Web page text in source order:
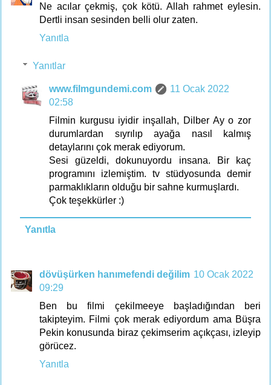
Ne acılar çekmiş, çok kötü. Allah rahmet eylesin.
Dertli insan sesinden belli olur zaten.
Yanıtla
Yanıtlar
www.filmgundemi.com
11 Ocak 2022
02:58
Filmin kurgusu iyidir inşallah, Dilber Ay o zor
durumlardan sıyrılıp ayağa nasıl kalmış
detaylarını çok merak ediyorum.
Sesi güzeldi, dokunuyordu insana. Bir kaç
programını izlemiştim. tv stüdyosunda demir
parmaklıkların olduğu bir sahne kurmuşlardı.
Çok teşekkürler :)
Yanıtla
dövüşürken hanımefendi değilim 10 Ocak 2022
09:29
Ben bu filmi çekilmeeye başladığından beri
takipteyim. Filmi çok merak ediyordum ama Büşra
Pekin konusunda biraz çekimserim açıkçası, izleyip
görücez.
Yanıtla